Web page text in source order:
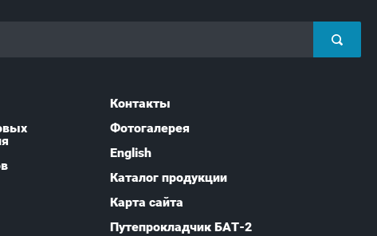
Контакты
Фотогалерея
English
Каталог продукции
Карта сайта
Путепрокладчик БАТ-2